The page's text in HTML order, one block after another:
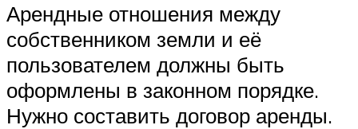
Арендные отношения между
собственником земли и её
пользователем должны быть
оформлены в законном порядке.
Нужно составить договор аренды.